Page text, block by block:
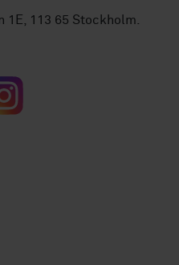
1E, 113 65 Stockholm.